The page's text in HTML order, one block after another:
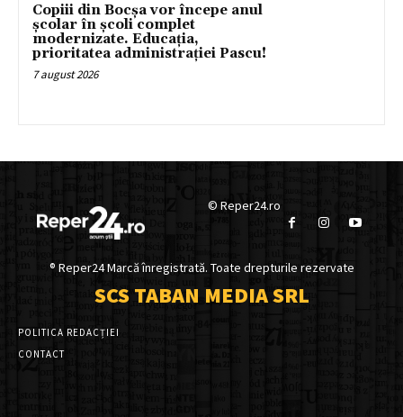
Copiii din Bocșa vor începe anul
școlar în școli complet
modernizate. Educația,
prioritatea administrației Pascu!
7 august 2026
© Reper24.ro
® Reper24 Marcă înregistrată. Toate drepturile rezervate
SCS TABAN MEDIA SRL
POLITICA REDACȚIEI
CONTACT